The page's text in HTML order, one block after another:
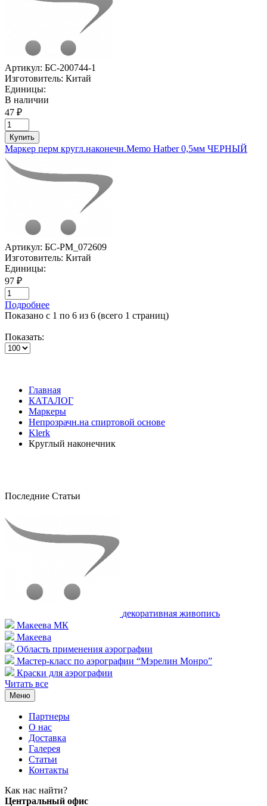
Артикул: БС-200744-1
Изготовитель: Китай
Единицы:
В наличии
47 ₽
Купить
Маркер перм кругл.наконечн.Memo Hatber 0,5мм ЧЕРНЫЙ
Артикул: БС-PM_072609
Изготовитель: Китай
Единицы:
97 ₽
Подробнее
Показано с 1 по 6 из 6 (всего 1 страниц)
Показать:
Главная
КАТАЛОГ
Маркеры
Непрозрачн.на спиртовой основе
Klerk
Круглый наконечник
Последние Статьи
декоративная живопись
Макеева МК
Макеева
Область применения аэрографии
Мастер-класс по аэрографии “Мэрелин Монро”
Краски для аэрографии
Читать все
Меню
Партнеры
О нас
Доставка
Галерея
Статьи
Контакты
Как наc найти?
Центральный офис